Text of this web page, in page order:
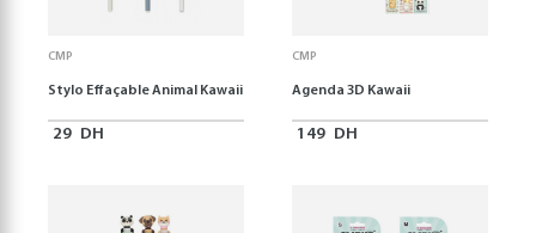
CMP
Stylo Effaçable Animal Kawaii
29 DH
CMP
Agenda 3D Kawaii
149 DH